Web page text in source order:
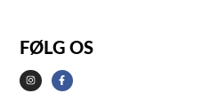
FØLG OS